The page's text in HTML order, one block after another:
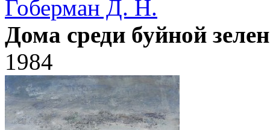
Гоберман Д. Н.
Дома среди буйной
1984